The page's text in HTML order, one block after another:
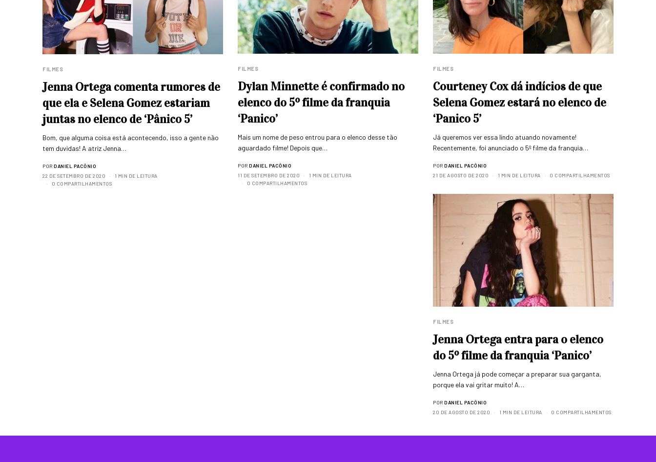
FILMES
Jenna Ortega comenta rumores de
que ela e Selena Gomez estariam
juntas no elenco de ‘Pânico 5’
Bom, que alguma coisa está acontecendo, isso a gente não
tem duvidas! A atriz Jenna…
POR DANIEL PACÔNIO
22 DE SETEMBRO DE 2020
1 MIN DE LEITURA
0 COMPARTILHAMENTOS
FILMES
Dylan Minnette é confirmado no
elenco do 5º filme da franquia
‘Panico’
Mais um nome de peso entrou para o elenco desse tão
aguardado filme! Depois que…
POR DANIEL PACÔNIO
11 DE SETEMBRO DE 2020
1 MIN DE LEITURA
0 COMPARTILHAMENTOS
FILMES
Courteney Cox dá indícios de que
Selena Gomez estará no elenco de
‘Panico 5’
Já queremos ver essa lindo atuando novamente!
Recentemente, foi anunciado o 5º filme da franquia…
POR DANIEL PACÔNIO
21 DE AGOSTO DE 2020
1 MIN DE LEITURA 0 COMPARTILHAMENTOS
FILMES
Jenna Ortega entra para o elenco
do 5º filme da franquia ‘Panico’
Jenna Ortega já pode começar a preparar sua garganta,
porque ela vai gritar muito! A…
POR DANIEL PACÔNIO
20 DE AGOSTO DE 2020
1 MIN DE LEITURA 0 COMPARTILHAMENTOS